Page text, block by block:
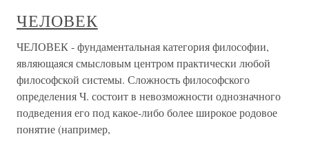
ЧЕЛОВЕК
ЧЕЛОВЕК - фундаментальная категория философии,
являющаяся смысловым центром практически любой
философской системы. Сложность философского
определения Ч. состоит в невозможности однозначного
подведения его под какое-либо более широкое родовое
понятие (например,